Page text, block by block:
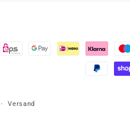
Versand